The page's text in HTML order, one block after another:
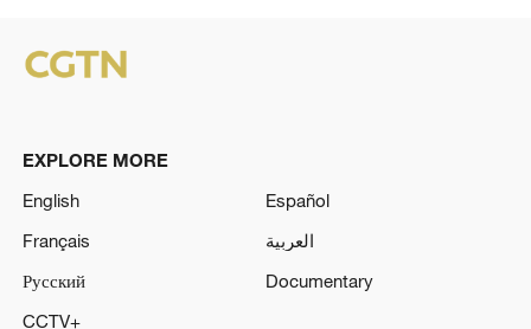
EXPLORE MORE
English
Español
Français
العربية
Русский
Documentary
CCTV+